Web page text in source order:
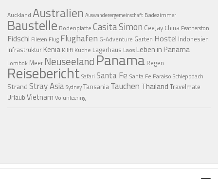
Auckland Australien Auswanderergemeinschaft Badezimmer
Baustelle Bodenplatte Casita Simon CeeJay China Featherston
Fidschi Fliesen Flug Flughafen G-Adventure Garten Hostel Indonesien
Infrastruktur Kenia Kilifi Küche Lagerhaus Laos Leben in Panama
Lombok Meer NeuseelandPanama Regen
Reisebericht Safari Santa Fe Santa Fe Paraiso Schleppdach
Strand Stray AsiaSydneyTansaniaTauchen Thailand Travelmate
Urlaub Vietnam Volunteering